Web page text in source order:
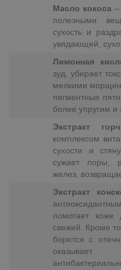
Масло кокоса –
полезными
сухость и
увядающей,
Лимонная
зуд, убирает
мелкими
пигментные
более упругим и
Экстракт
комплексом
сухости и
сужает поры,
желез,
Экстракт
помогает коже
свежей. Кроме
борется с